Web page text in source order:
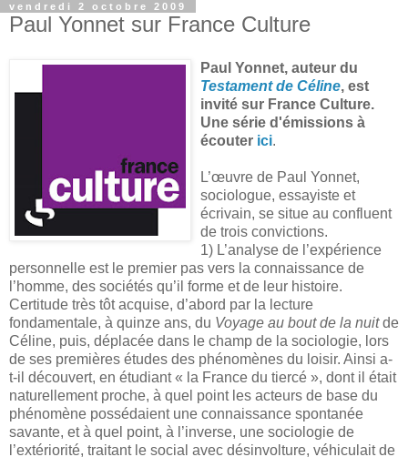
vendredi 2 octobre 2009
Paul Yonnet sur France Culture
Paul Yonnet, auteur du
Testament de Céline, est
invité sur France Culture.
Une série d'émissions à
écouter ici.
L’œuvre de Paul Yonnet,
sociologue, essayiste et
écrivain, se situe au confluent
de trois convictions.
1) L’analyse de l’expérience
personnelle est le premier pas vers la connaissance de
l’homme, des sociétés qu’il forme et de leur histoire.
Certitude très tôt acquise, d’abord par la lecture
fondamentale, à quinze ans, du Voyage au bout de la nuitde
Céline, puis, déplacée dans le champ de la sociologie, lors
de ses premières études des phénomènes du loisir. Ainsi a-
t-il découvert, en étudiant « la France du tiercé », dont il était
naturellement proche, à quel point les acteurs de base du
phénomène possédaient une connaissance spontanée
savante, et à quel point, à l’inverse, une sociologie de
l’extériorité, traitant le social avec désinvolture, véhiculait de